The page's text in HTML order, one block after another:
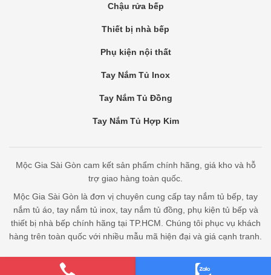
Chậu rửa bếp
Thiết bị nhà bếp
Phụ kiện nội thất
Tay Nắm Tủ Inox
Tay Nắm Tủ Đồng
Tay Nắm Tủ Hợp Kim
Mộc Gia Sài Gòn cam kết sản phẩm chính hãng, giá kho và hỗ
trợ giao hàng toàn quốc.
Mộc Gia Sài Gòn là đơn vị chuyên cung cấp tay nắm tủ bếp, tay
nắm tủ áo, tay nắm tủ inox, tay nắm tủ đồng, phụ kiện tủ bếp và
thiết bị nhà bếp chính hãng tại TP.HCM. Chúng tôi phục vụ khách
hàng trên toàn quốc với nhiều mẫu mã hiện đại và giá cạnh tranh.